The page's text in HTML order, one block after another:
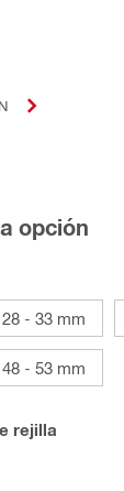
opción
28 - 33 mm
48 - 53 mm
rejilla